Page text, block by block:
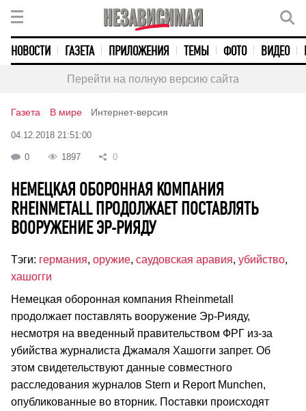
НОВОСТИ ГАЗЕТА ПРИЛОЖЕНИЯ ТЕМЫ ФОТО ВИДЕО
Перейти на полную версию сайта
Газета В мире Интернет-версия
04.12.2018 21:51:00
0 1897 0
НЕМЕЦКАЯ ОБОРОННАЯ КОМПАНИЯ
RHEINMETALL ПРОДОЛЖАЕТ ПОСТАВЛЯТЬ
ВООРУЖЕНИЕ ЭР-РИЯДУ
Тэги: германия, оружие, саудовская аравия, убийство,
хашогги
Немецкая оборонная компания Rheinmetall
продолжает поставлять вооружение Эр-Рияду,
несмотря на введенный правительством ФРГ из-за
убийства журналиста Джамаля Хашогги запрет. Об
этом свидетельствуют данные совместного
расследования журналов Stern и Report Munchen,
опубликованные во вторник. Поставки происходят